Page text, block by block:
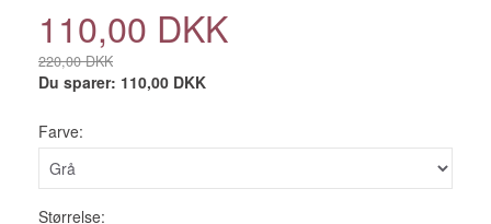
110,00 DKK
220,00 DKK
Du sparer: 110,00 DKK
Farve:
Størrelse: